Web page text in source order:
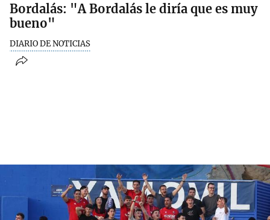
Bordalás: "A Bordalás le diría que es muy
bueno"
DIARIO DE NOTICIAS